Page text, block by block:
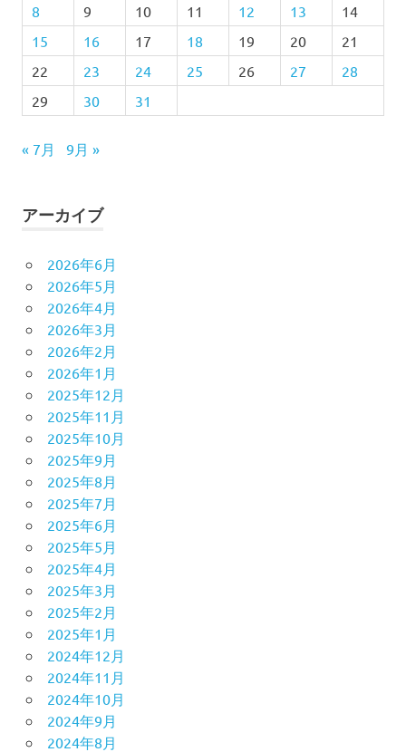
8
9 10 11 12 13
14
15
16 17 18 19 20
21
22
23 24 25 26 27
28
29
30 31
« 7月 9月 »
アーカイブ
2026年6月
2026年5月
2026年4月
2026年3月
2026年2月
2026年1月
2025年12月
2025年11月
2025年10月
2025年9月
2025年8月
2025年7月
2025年6月
2025年5月
2025年4月
2025年3月
2025年2月
2025年1月
2024年12月
2024年11月
2024年10月
2024年9月
2024年8月